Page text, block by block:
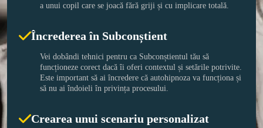
a unui copil care se joacă fără griji și cu implicare totală.
Încrederea în Subconștient
Vei dobândi tehnici pentru ca Subconștientul tău să
funcționeze corect dacă îi oferi contextul și setările potrivite.
Este important să ai încredere că autohipnoza va funcționa și
să nu ai îndoieli în privința procesului.
Crearea unui scenariu personalizat